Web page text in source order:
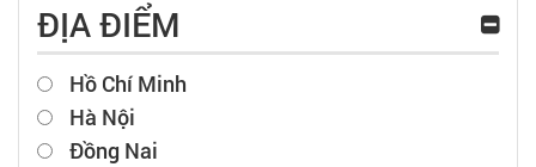
ĐỊA ĐIỂM
Hồ Chí Minh
Hà Nội
Đồng Nai